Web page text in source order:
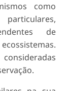
como
de